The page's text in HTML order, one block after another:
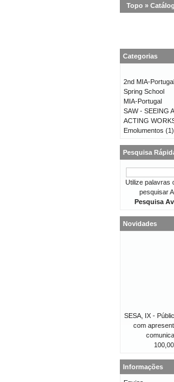
Topo »
Categorias
2nd MIA-
Spring School
MIA-Portugal
SAW - SEEING
ACTING
Emolumentos (1)
Pesquisa
Utilize palavras
pesquisar
Pesquisa
Novidades
SESA, IX -
com
Informações